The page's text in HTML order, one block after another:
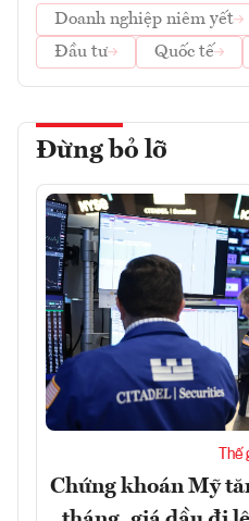
Doanh nghiệp niêm yết
Đầu tư
Quốc tế
Đừng bỏ lỡ
Thế
Chứng khoán Mỹ